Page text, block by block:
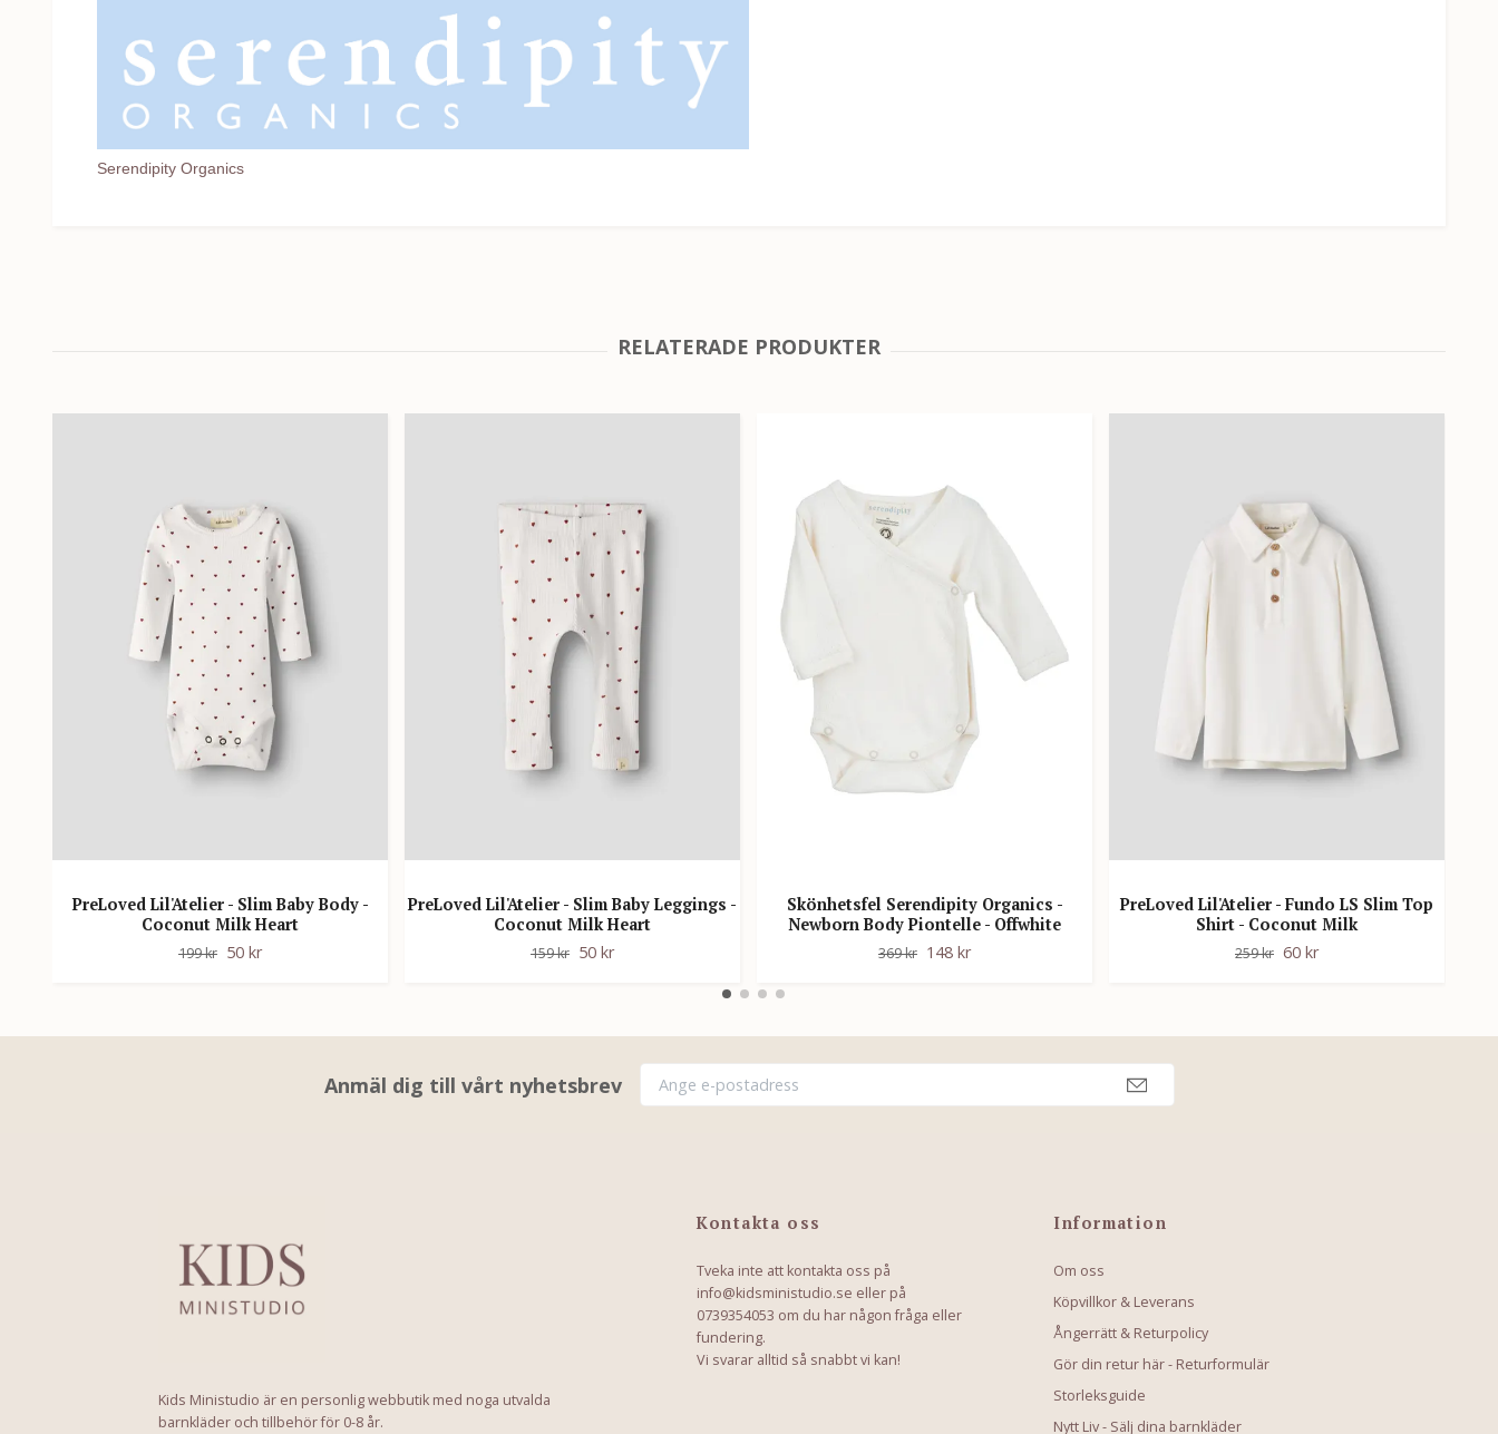
Serendipity Organics
PreLoved Lil'Atelier - Slim Baby Body -
Coconut Milk Heart
199 kr 50 kr
PreLoved Lil'Atelier - Slim Baby Leggings -
Coconut Milk Heart
159 kr 50 kr
Skönhetsfel Serendipity Organics -
Newborn Body Piontelle - Offwhite
369 kr 148 kr
PreLoved Lil'Atelier - Fundo LS Slim Top
Shirt - Coconut Milk
259 kr 60 kr
Anmäl dig till vårt nyhetsbrev
Kids Ministudio är en personlig webbutik med noga utvalda
barnkläder och tillbehör för 0-8 år.
Kontakta oss
Tveka inte att kontakta oss på
info@kidsministudio.se eller på
0739354053 om du har någon fråga eller
fundering.
Vi svarar alltid så snabbt vi kan!
Information
Om oss
Köpvillkor & Leverans
Ångerrätt & Returpolicy
Gör din retur här - Returformulär
Storleksguide
Nytt Liv - Sälj dina barnkläder